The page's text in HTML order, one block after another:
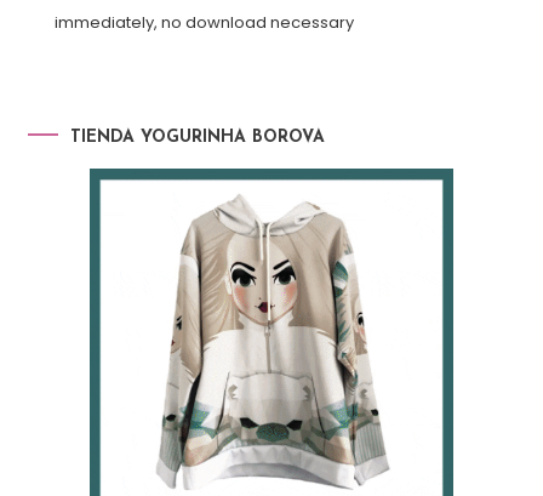
immediately, no download necessary
TIENDA YOGURINHA BOROVA